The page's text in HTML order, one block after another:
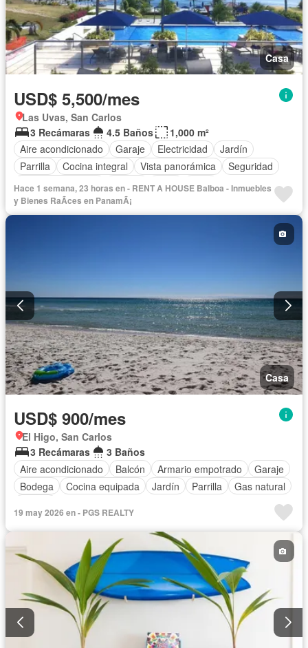
Casa
USD$ 5,500/mes
Las Uvas, San Carlos
3 Recámaras
4.5 Baños
1,000 m²
Aire acondicionado
Garaje Electricidad
Jardín
Parrilla
Cocina integral Vista panorámica
Seguridad
Cuarto de servicio
Piscina Agua Patio
Hace 1 semana, 23 horas en - RENT A HOUSE Balboa - Inmuebles
y Bienes RaÃ­ces en PanamÃ¡
Casa
USD$ 900/mes
El Higo, San Carlos
3 Recámaras
3 Baños
Aire acondicionado
Balcón Armario empotrado
Garaje
Bodega
Cocina equipada Jardín Parrilla
Gas natural
19 may 2026 en - PGS REALTY